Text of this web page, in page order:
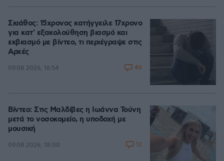
Σκιάθος: 15χρονος κατήγγειλε 17χρονο
για κατ' εξακολούθηση βιασμό και
εκβιασμό με βίντεο, τι περιέγραψε στις
Αρχές
09.08.2026, 16:54 40
Βίντεο: Στις Μαλδίβες η Ιωάννα Τούνη
μετά το νοσοκομείο, η υποδοχή με
μουσική
09.08.2026, 18:00 12